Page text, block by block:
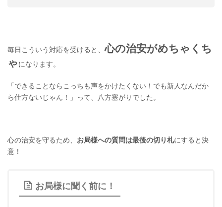
毎日こういう対応を受けると、心の治安がめちゃくち
ゃになります。
「できることならこっちも声をかけたくない！でも新人なんだか
ら仕方ないじゃん！」って、八方塞がりでした。
心の治安を守るため、 お局様への質問は最後の切り札にすると決
意！
お局様に聞く前に！